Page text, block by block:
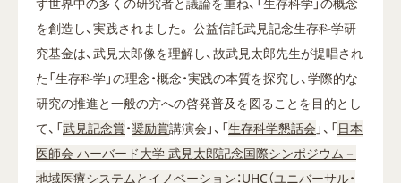
を創造し、実践されました。 公益信託武見記念生存科学研
究基金は、武見太郎像を理解し、故武見太郎先生が提唱され
た「生存科学」の理念・概念・実践の本質を探究し、学際的な
研究の推進と一般の方への啓発普及を図ることを目的とし
て、「武見記念賞・奨励賞講演会」、「生存科学懇話会 」、「日本
医師会 ハーバード大学 武見太郎記念国際シンポジウム－
地域医療システムとイノベーション：UHC（ユニバーサル・